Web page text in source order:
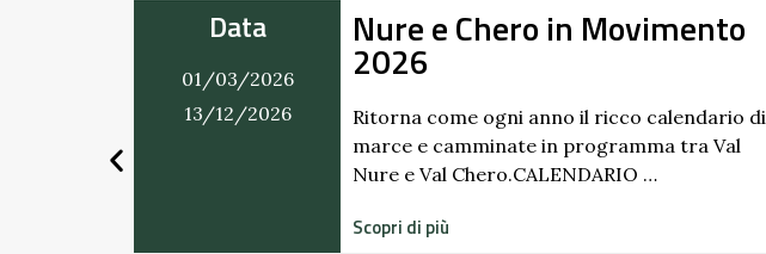
Data
01/03/2026
13/12/2026
Nure e Chero in Movimento
2026
Ritorna come ogni anno il ricco calendario di
marce e camminate in programma tra Val
Nure e Val Chero.CALENDARIO …
Scopri di più